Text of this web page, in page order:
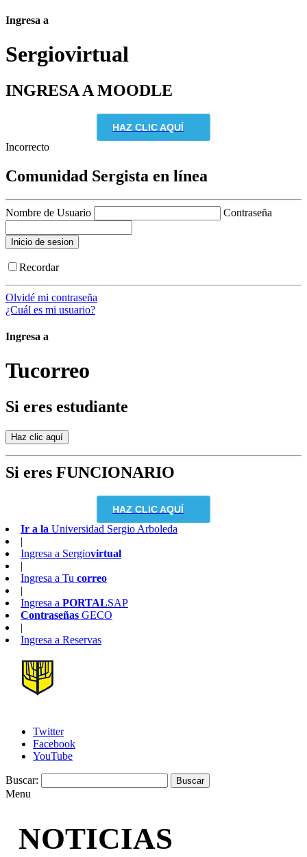
Ingresa a
Sergiovirtual
INGRESA A MOODLE
HAZ CLIC AQUÍ
Incorrecto
Comunidad Sergista en línea
Nombre de Usuario Contraseña
Recordar
Olvidé mi contraseña
¿Cuál es mi usuario?
Ingresa a
Tucorreo
Si eres estudiante
Si eres FUNCIONARIO
HAZ CLIC AQUÍ
Ir a la Universidad Sergio Arboleda
|
Ingresa a Sergiovirtual
|
Ingresa a Tu correo
|
Ingresa a PORTALSAP
Contraseñas GECO
|
Ingresa a Reservas
Twitter
Facebook
YouTube
Buscar:
Menu
NOTICIAS